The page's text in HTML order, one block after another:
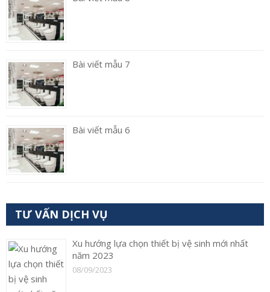
Bài viết mẫu 7
Bài viết mẫu 6
TƯ VẤN DỊCH VỤ
Xu hướng lựa chọn thiết bị vệ sinh mới nhất
năm 2023
08/09/2023